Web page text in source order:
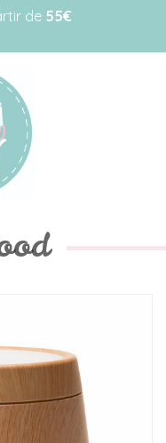
de 55€